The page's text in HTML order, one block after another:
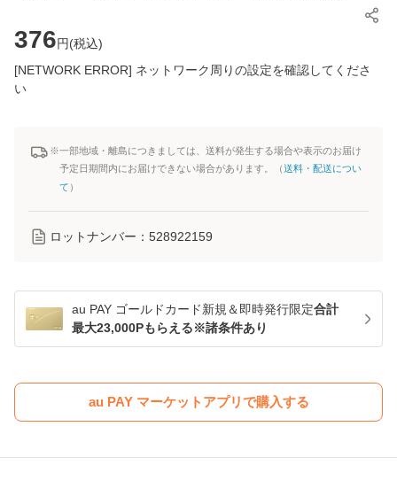
376円(税込)
[NETWORK ERROR] ネットワーク周りの設定を確認してくださ
い
※一部地域・離島につきましては、送料が発生する場合や表示のお届け
予定日期間内にお届けできない場合があります。（送料・配送につい
て ）
ロットナンバー： 528922159
au PAY ゴールドカード新規＆即時発行限定合計
最大23,000Pもらえる※諸条件あり
au PAY マーケットアプリで購入する